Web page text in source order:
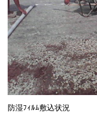
防湿ﾌｨﾙﾑ敷込状況